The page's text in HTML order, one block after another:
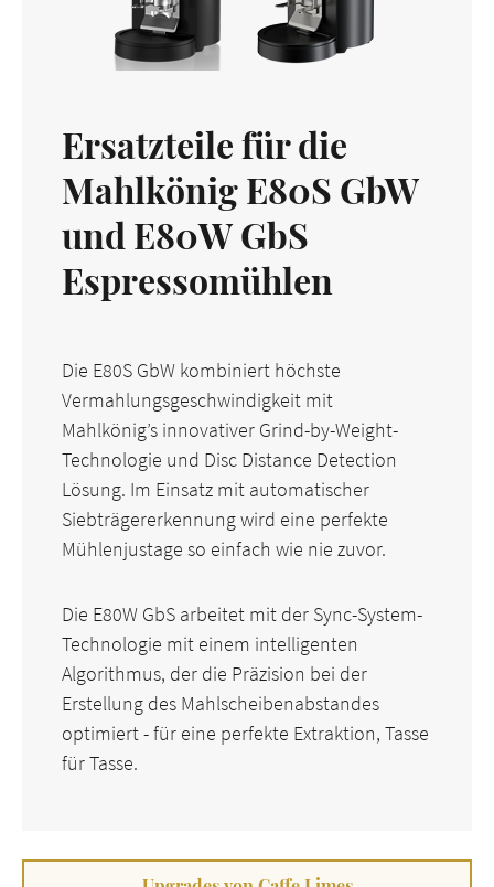
Ersatzteile für die
Mahlkönig E80S GbW
und E80W GbS
Espressomühlen
Die E80S GbW kombiniert höchste
Vermahlungsgeschwindigkeit mit
Mahlkönig’s innovativer Grind-by-Weight-
Technologie und Disc Distance Detection
Lösung. Im Einsatz mit automatischer
Siebträgererkennung wird eine perfekte
Mühlenjustage so einfach wie nie zuvor.
Die E80W GbS arbeitet mit der Sync-System-
Technologie mit einem intelligenten
Algorithmus, der die Präzision bei der
Erstellung des Mahlscheibenabstandes
optimiert - für eine perfekte Extraktion, Tasse
für Tasse.